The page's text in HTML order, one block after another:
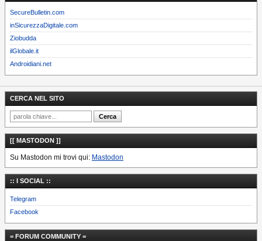
SecureBulletin.com
inSicurezzaDigitale.com
Ziobudda
ilGlobale.it
Androidiani.net
CERCA NEL SITO
[[ MASTODON ]]
Su Mastodon mi trovi qui: Mastodon
:: I SOCIAL ::
Telegram
Facebook
= FORUM COMMUNITY =